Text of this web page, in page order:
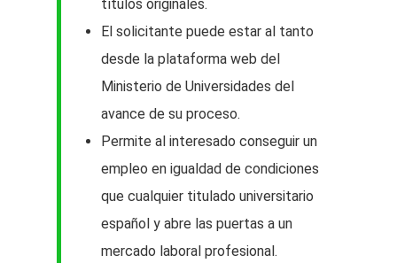
títulos originales.
El solicitante puede estar al tanto
desde la plataforma web del
Ministerio de Universidades del
avance de su proceso.
Permite al interesado conseguir un
empleo en igualdad de condiciones
que cualquier titulado universitario
español y abre las puertas a un
mercado laboral profesional.